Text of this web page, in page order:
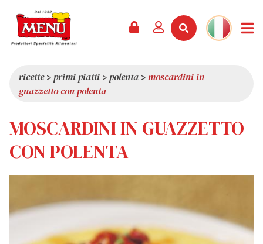
CATALOGO
SERVIZI
ULTIME NOVITÀ
PREMI
RASSEGNA STAMPA
CHI SIAMO
QUALITÀ
VALORI
CURIOSITÀ
SHOWROOM
LAVORA CON NOI
ricette>primi piatti >polenta >moscardini in
guazzetto con polenta
MOSCARDINI IN GUAZZETTO
CON POLENTA